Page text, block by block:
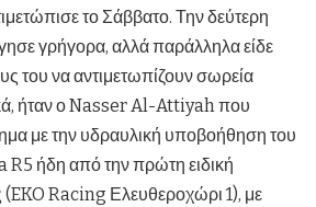
το Σάββατο. Την δεύτερη
γρήγορα, αλλά παράλληλα είδε
του να αντιμετωπίζουν σωρεία
ήταν ο Nasser Al-Attiyah που
με την υδραυλική υποβοήθηση του
R5 ήδη από την πρώτη ειδική
(EKO Racing Ελευθεροχώρι 1), με